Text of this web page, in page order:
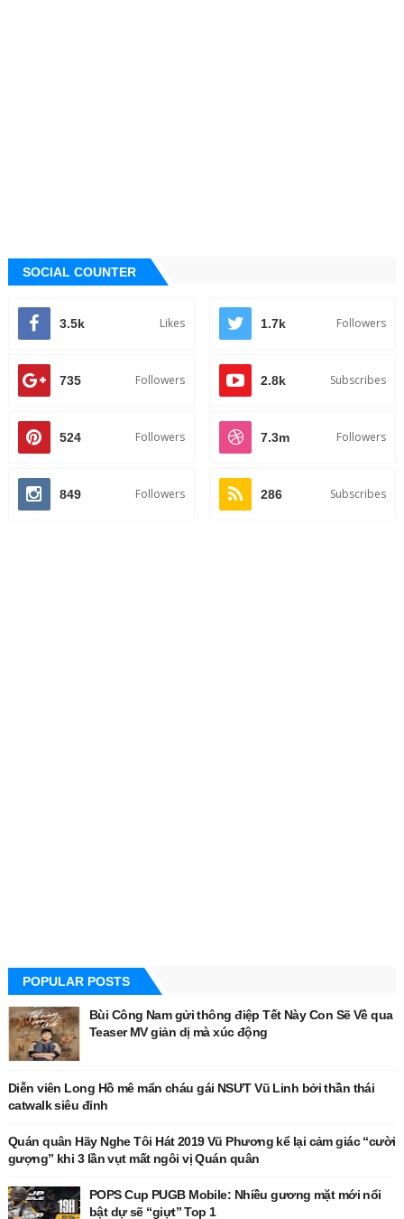
SOCIAL COUNTER
3.5k Likes 1.7k Followers
735 Followers 2.8k Subscribes
524 Followers 7.3m Followers
849 Followers 286 Subscribes
POPULAR POSTS
Bùi Công Nam gửi thông điệp Tết Này Con Sẽ Về qua
Teaser MV giản dị mà xúc động
Diễn viên Long Hồ mê mẩn cháu gái NSƯT Vũ Linh bởi thần thái
catwalk siêu đỉnh
Quán quân Hãy Nghe Tôi Hát 2019 Vũ Phương kể lại cảm giác “cười
gượng” khi 3 lần vụt mất ngôi vị Quán quân
POPS Cup PUGB Mobile: Nhiều gương mặt mới nổi
bật dự sẽ “giựt” Top 1